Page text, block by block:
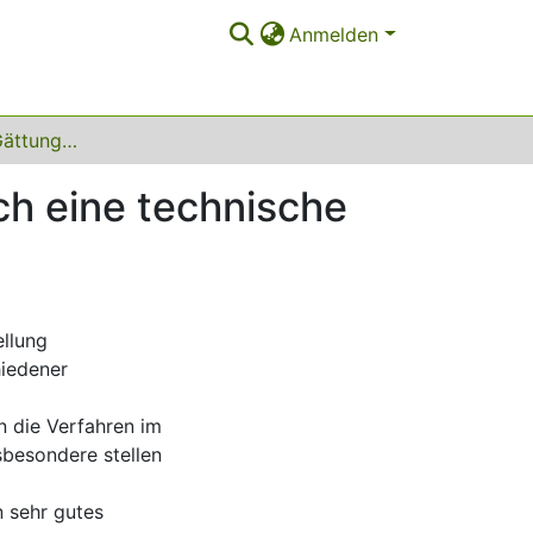
Anmelden
Ein optimiertes Gättungsverfahren motiviert durch eine technische Fragestellung
eine technische
die Verfahren im
stellen
sehr gutes